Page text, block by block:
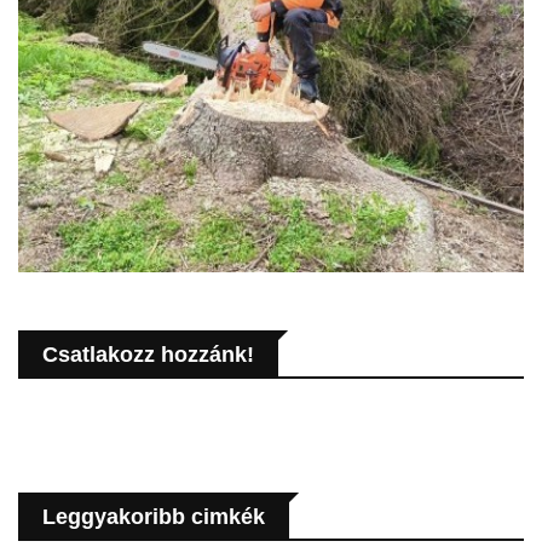
Csatlakozz hozzánk!
Leggyakoribb cimkék